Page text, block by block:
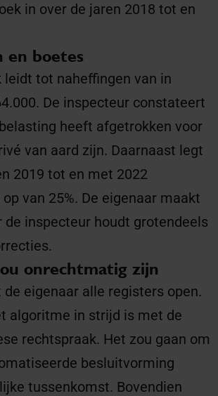
in over de jaren 2018 tot en
en boetes
leidt tot naheffingen van in
De inspecteur constateert
heeft afgetrokken voor
van aard zijn. Daarnaast legt
2019 tot en met 2022
van 25%. De eigenaar maakt
de inspecteur houdt grotendeels
onrechtmatig zijn
de eigenaar alle registers open.
algoritme in strijd is met de
rechtspraak. Het zou gaan om
besluitvorming
tussenkomst. Bovendien